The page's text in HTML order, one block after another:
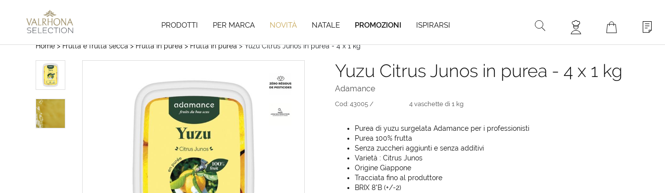
PRODOTTI PER MARCA NOVITÀ NATALE PROMOZIONI ISPIRARSI
Home> Frutta e frutta secca> Frutta in purea> Frutta in purea> Yuzu Citrus Junos in purea - 4 x 1 kg
Yuzu Citrus Junos in purea - 4 x 1 kg
Adamance
Cod: 43005 / 4 vaschette di 1 kg
Purea di yuzu surgelata Adamance per i professionisti
Purea 100% frutta
Senza zuccheri aggiunti e senza additivi
Varietà : Citrus Junos
Origine Giappone
Tracciata fino al produttore
BRIX 8°B (+/-2)